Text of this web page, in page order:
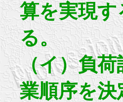
算を実現
る。
（イ）負
業順序を決